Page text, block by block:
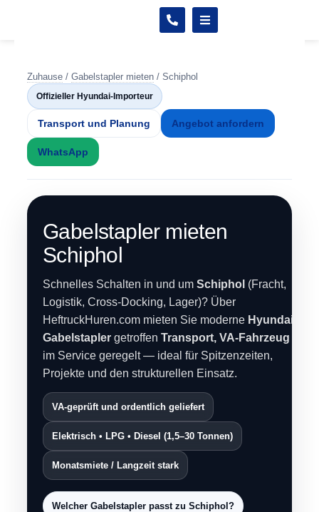
Zuhause / Gabelstapler mieten / Schiphol
Offizieller Hyundai-Importeur
Transport und Planung Angebot anfordern
WhatsApp
Gabelstapler mieten
Schiphol
Schnelles Schalten in und um Schiphol (Fracht,
Logistik, Cross-Docking, Lager)? Über
HeftruckHuren.com mieten Sie moderne Hyundai
Gabelstapler getroffen Transport, VA-Fahrzeug
im Service geregelt — ideal für Spitzenzeiten,
Projekte und den strukturellen Einsatz.
VA-geprüft und ordentlich geliefert
Elektrisch • LPG • Diesel (1,5–30 Tonnen)
Monatsmiete / Langzeit stark
Welcher Gabelstapler passt zu Schiphol?